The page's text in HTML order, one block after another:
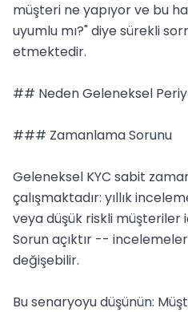
müşteri ne yapıyor ve bu
uyumlu mı?" diye sürekli
etmektedir.
## Neden Geleneksel
### Zamanlama Sorunu
Geleneksel KYC sabit
çalışmaktadır: yıllık
veya düşük riskli müşteriler
Sorun açıktır --
değişebilir.
Bu senaryoyu düşünün: